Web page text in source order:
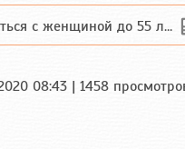
лет чувашской или русской национальности дл...
08:43 | 1458